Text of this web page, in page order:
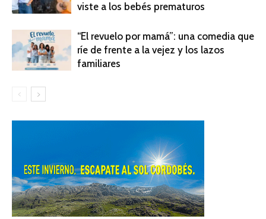
viste a los bebés prematuros
“El revuelo por mamá”: una comedia que
ríe de frente a la vejez y los lazos
familiares